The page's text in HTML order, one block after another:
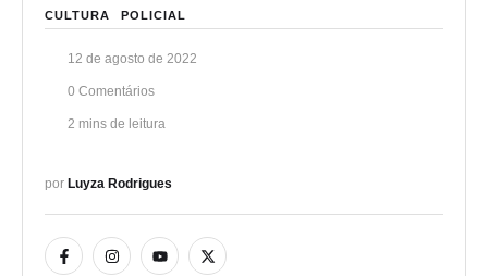
CULTURA POLICIAL
12 de agosto de 2022
0 Comentários
2 mins de leitura
por Luyza Rodrigues